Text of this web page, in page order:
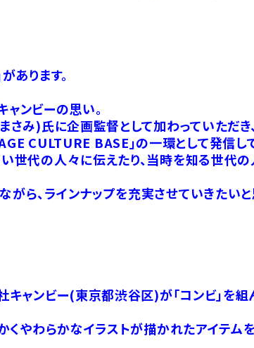
あります。
ンビーの思い。
み)氏に企画監督として加わっていただき
CULTURE BASE」の一環として発信して
世代の人々に伝えたり、当時を知る世代
、ラインナップを充実させていきたいと
キャンビー(東京都渋谷区)が「コンビ」を
くやわらかなイラストが描かれたアイテム